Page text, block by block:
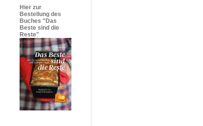
Hier zur
Bestellung des
Buches "Das
Beste sind die
Reste"